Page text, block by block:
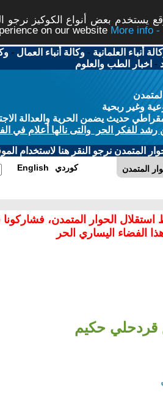
يستخدم بعض أنواع الكوكيز
on our website
أنباء العلمانية -وكالة أنباء العمال -
- اخبار الطب والعلوم
وغير ربحية
حديث يضمن الحرية والعدالة
للفكر الحر والتى نالها أعلام في
المتمدن نرجو النقر هنا لاستخدام
المتمدن English كوردي
استقلال الحوار المتمدن،
الفضاء اليساري الحر
قردحلي حكيم